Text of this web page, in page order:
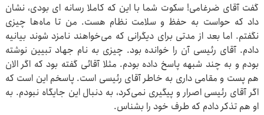
گفت آقای ضرغامی! سکوت شما با این که کاملا رسانه ای بودی، نشان
داد که حواست به حفظ و سلامت نظام هست. من تا ماه‌ها چیزی
نگفتم. اما بعد از مدتی برای دیگرانی که می‌خواهند نامزد شوند بیانیه
دادم. آقای رئیسی آن را خوانده بود. چیزی به نام جهاد تبیین نوشته
بودم و به چند شبهه پاسخ داده بودم. مثلا آقائی گفته بود که اگر الان
هم پست و مقامی داری به خاطر آقای رئیسی است. پاسخم این است که
اگر آقای رئیسی اصرار و پیگیری نمی‌کرد، به دنبال این جایگاه نبودم. به
او هم تذکر دادم که طرف خود را بشناس.